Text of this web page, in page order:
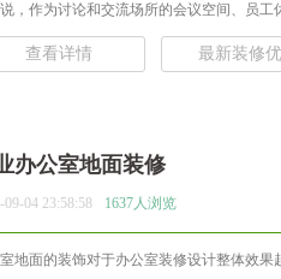
，作为讨论和交流场所的会议空间、员
...
查看详情 最新装修
办公室地面装修
09-04 23:58:58 1637人浏览
地面的装饰对于办公室装修设计整体效